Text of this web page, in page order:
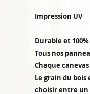
Impression UV
Durable et
Tous nos
Chaque
Le grain du
choisir entre un